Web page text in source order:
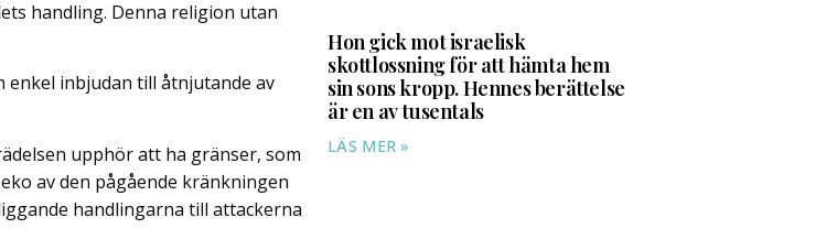
handling. Denna religion utan
enkel inbjudan till åtnjutande av
upphör att ha gränser, som
av den pågående kränkningen
handlingarna till attackerna
Hon gick mot israelisk
skottlossning för att hämta hem
sin sons kropp. Hennes berättelse
är en av tusentals
LÄS MER »